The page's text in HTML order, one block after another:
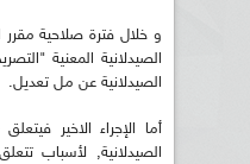
و خلال فترة صلاحية
الصيدلانية المعنية
الصيدلانية عن مل تعديل.
أما الإجراء الاخير
الصيدلانية, لأسباب